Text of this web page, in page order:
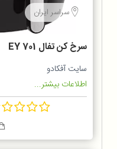
سراسر ایران
سرخ كن تفال EY 701
سایت آفکادو
اطلاعات بیشتر...